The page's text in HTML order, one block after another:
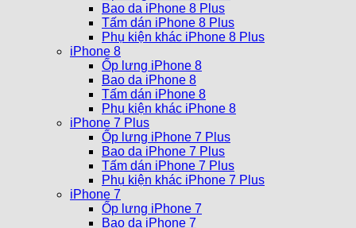
Bao da iPhone 8 Plus
Tấm dán iPhone 8 Plus
Phụ kiện khác iPhone 8 Plus
iPhone 8
Ốp lưng iPhone 8
Bao da iPhone 8
Tấm dán iPhone 8
Phụ kiện khác iPhone 8
iPhone 7 Plus
Ốp lưng iPhone 7 Plus
Bao da iPhone 7 Plus
Tấm dán iPhone 7 Plus
Phụ kiện khác iPhone 7 Plus
iPhone 7
Ốp lưng iPhone 7
Bao da iPhone 7